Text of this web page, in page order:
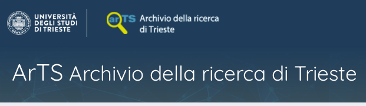
ArTS Archivio della ricerca di Trieste